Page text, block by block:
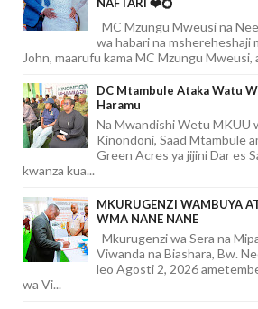
MC Mzungu Mweusi na
wa habari na mshereheshaji
John, maarufu kama MC Mzungu Mweusi,
DC Mtambule Ataka Watu
Haramu
Na Mwandishi Wetu MKUU
Kinondoni, Saad Mtambule
Green Acres ya jijini Dar es
kwanza kua...
MKURUGENZI WAMBUYA
WMA NANE NANE
Mkurugenzi wa Sera na
Viwanda na Biashara, Bw.
leo Agosti 2, 2026
wa Vi...